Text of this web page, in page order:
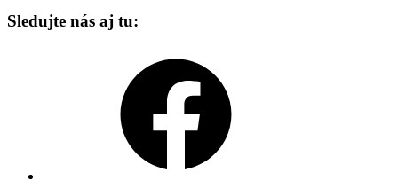
Sledujte nás aj tu: